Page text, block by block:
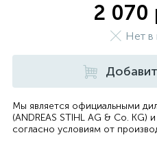
2 070
Нет в
Мы является официальными
(ANDREAS STIHL AG & Co. KG)
согласно условиям от